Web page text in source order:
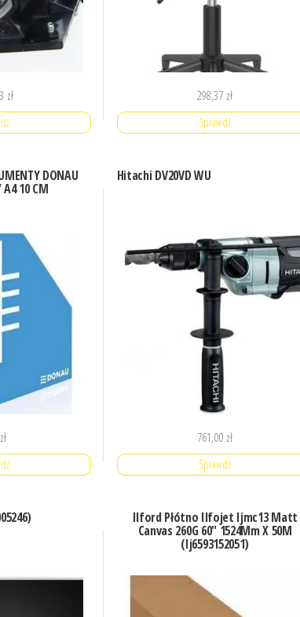
zł 298,37 zł
Sprawdź
DONAU
A4 10 CM
zł
Hitachi DV20VD WU
761,00 zł
Sprawdź
Ilford Płótno Ilfojet Ijmc13 Matt
Canvas 260G 60″ 1524Mm X 50M
(Ij6593152051)